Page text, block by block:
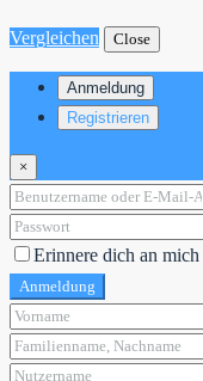
Vergleichen Close
Anmeldung
Registrieren
×
Erinnere dich an mich
Anmeldung